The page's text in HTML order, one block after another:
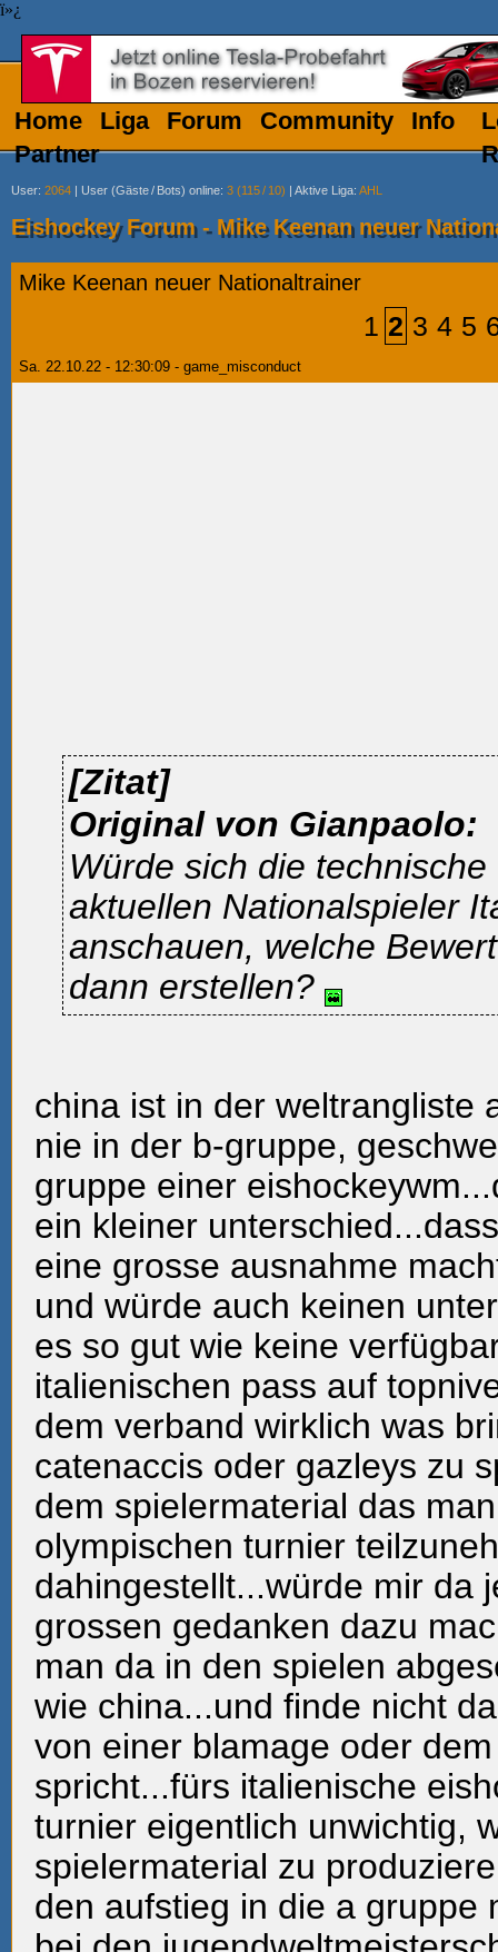
ï»¿
Home Liga Forum Community
Info
Partner
User: 2064 | User (Gäste/ Bots) online: 3 (115/ 10) | Aktive Liga: AHL
Eishockey Forum - Mike Keenan neuer
Mike Keenan neuer Nationaltrainer
1 2 3 4 5
Sa. 22.10.22 - 12:30:09 - game_misconduct
[Zitat]
Original von Gianpaolo:
Würde sich die
aktuellen Nationalspieler
anschauen, welche
dann erstellen?
china ist in der weltrangliste
nie in der b-gruppe,
gruppe einer
ein kleiner
eine grosse ausnahme
und würde auch keinen
es so gut wie keine
italienischen pass auf
dem verband wirklich was
catenaccis oder gazleys zu
dem spielermaterial das
olympischen turnier
dahingestellt...würde mir da
grossen gedanken dazu
man da in den spielen
wie china...und finde nicht
von einer blamage oder
spricht...fürs italienische
turnier eigentlich unwichtig,
spielermaterial zu
den aufstieg in die a gruppe